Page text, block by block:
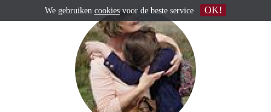
We gebruiken cookiesvoor de beste service OK!